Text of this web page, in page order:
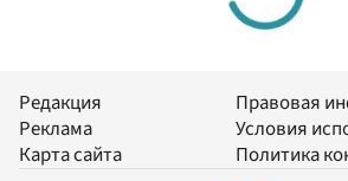
Редакция
Реклама
Карта сайта
Правовая
Условия
Политика